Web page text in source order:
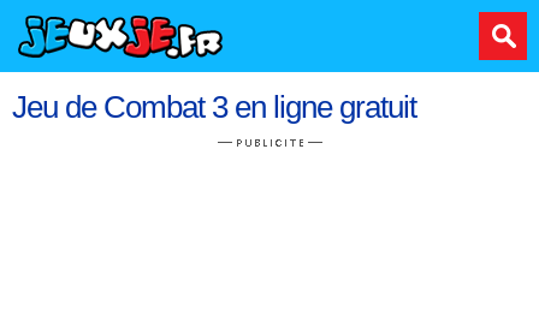
Jeu de Combat 3 en ligne gratuit